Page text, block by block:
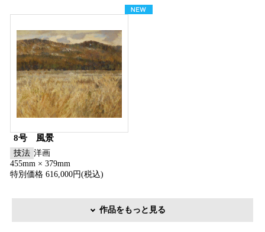
8号 風景
技法 洋画
455mm × 379mm
特別価格 616,000円(税込)
作品をもっと見る